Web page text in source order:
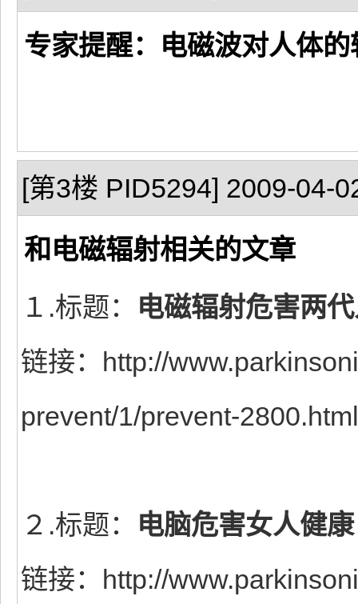
专家提醒：电磁波对人体
[第3楼 PID5294] 2009-04-
和电磁辐射相关的文章
１.标题：
电磁辐射危害两
链接：http://
prevent/1/prevent-2800.html
２.标题：
电脑危害女人健康
链接：http://